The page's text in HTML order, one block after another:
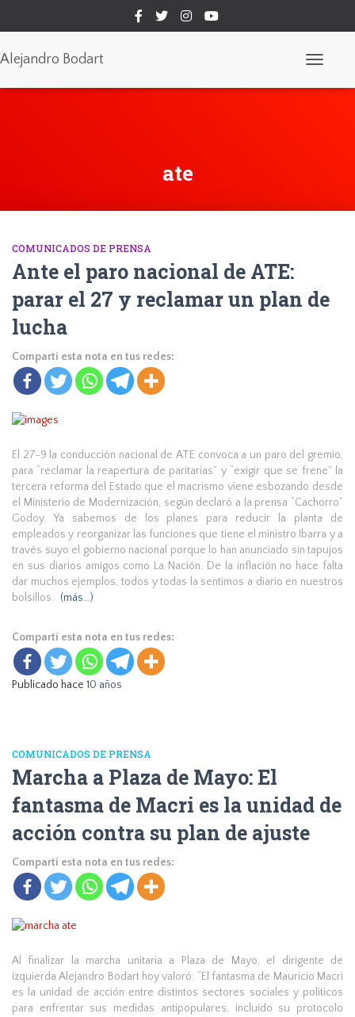
Alejandro Bodart
ate
COMUNICADOS DE PRENSA
Ante el paro nacional de ATE:
parar el 27 y reclamar un plan de
lucha
Compartí esta nota en tus redes:
El 27-9 la conducción nacional de ATE convoca a un paro del gremio,
para “reclamar la reapertura de paritarias” y “exigir que se frene” la
tercera reforma del Estado que el macrismo viene esbozando desde
el Ministerio de Modernización, según declaró a la prensa “Cachorro”
Godoy. Ya sabemos de los planes para reducir la planta de
empleados y reorganizar las funciones que tiene el ministro Ibarra y a
través suyo el gobierno nacional porque lo han anunciado sin tapujos
en sus diarios amigos como La Nación. De la inflación no hace falta
dar muchos ejemplos, todos y todas la sentimos a diario en nuestros
bolsillos.
(más…)
Compartí esta nota en tus redes:
Publicado hace 10 años
COMUNICADOS DE PRENSA
Marcha a Plaza de Mayo: El
fantasma de Macri es la unidad de
acción contra su plan de ajuste
Compartí esta nota en tus redes:
Al finalizar la marcha unitaria a Plaza de Mayo, el dirigente de
izquierda Alejandro Bodart hoy valoró: “El fantasma de Mauricio Macri
es la unidad de acción entre distintos sectores sociales y políticos
para enfrentar sus medidas antipopulares, incluido su protocolo